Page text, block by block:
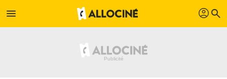
menu profil search